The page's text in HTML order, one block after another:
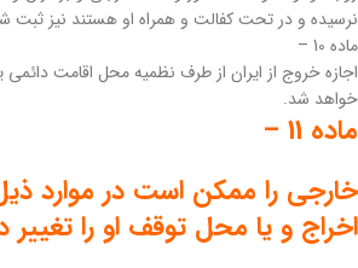
نرسیده و در تحت کفالت و همراه او هستند نیز ثبت
‌ماده 10 –
اجازه خروج از ایران از طرف نظمیه محل اقامت دائمی
خواهد شد.
ماده 11 –
خارجی را ممکن است در موارد
اخراج و یا محل توقف او را تغییر